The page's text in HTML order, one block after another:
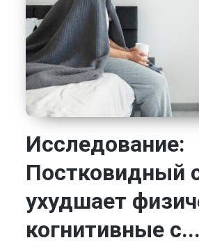
Исследование:
Постковидный
ухудшает
когнитивные с...